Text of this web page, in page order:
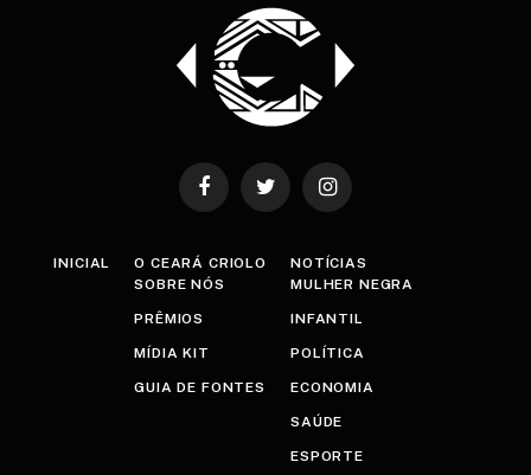
FacebookTwitter Instagram
INICIAL
O CEARÁ CRIOLO
SOBRE NÓS
PRÊMIOS
MÍDIA KIT
GUIA DE FONTES
NOTÍCIAS
MULHER NEGRA
INFANTIL
POLÍTICA
ECONOMIA
SAÚDE
ESPORTE